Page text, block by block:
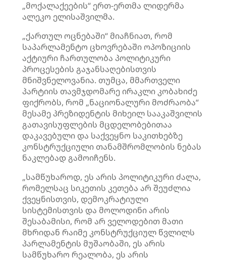
„მოქალაქეების“ ერთ-ერთმა ლიდერმა
ალეკო ელისაშვილმა.
„ქართულ ოცნებაში“ მიაჩნიათ, რომ
საპარლამენტო ცხოვრებაში ოპოზიციის
აქტიური ჩართულობა პოლიტიკური
პროცესების გაჯანსაღებისთვის
მნიშვნელოვანია. თუმცა, მმართველი
პარტიის თავმჯდომარე ირაკლი კობახიძე
ფიქრობს, რომ „ნაციონალური მოძრაობა“
მესამე პრეზიდენტის მიხეილ სააკაშვილის
გათავისუფლების მცდელობებითაა
დაკავებული და საქვეყნო საკითხებზე
კონსტრუქციული თანამშრომლობის ნებას
ნაკლებად გამოიჩენს.
„სამწუხაროდ, ეს არის პოლიტიკური ძალა,
რომელსაც სიკეთის კეთება არ შეუძლია
ქვეყნისთვის, დემოკრატიული
სისტემისთვის და მოლოდინი არის
შესაბამისი, რომ არ ველოდებით მათი
მხრიდან რაიმე კონსტრუქციულ წვლილს
პარლამენტის მუშაობაში, ეს არის
სამწუხარო რეალობა, ეს არის